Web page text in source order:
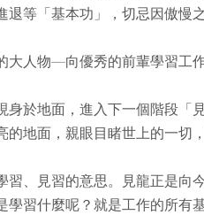
等「基本功」，切忌因傲慢
大人物—向優秀的前輩學習工
身於地面，進入下一個階段「
地面，親眼目睹世上的一切
習、見習的意思。見龍正是向
學習什麼呢？就是工作的所有